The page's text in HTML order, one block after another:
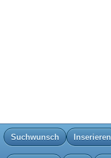
Suchwunsch Inserieren